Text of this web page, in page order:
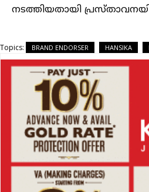
നടത്തിയതായി
Topics: BRAND ENDORSER HANSIKA